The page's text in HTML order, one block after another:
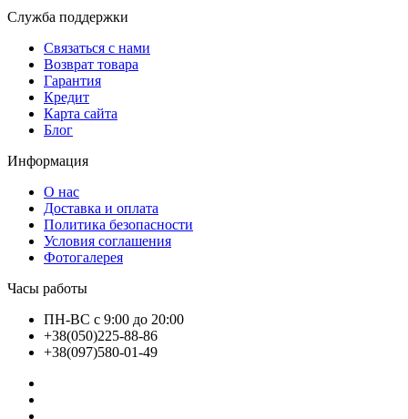
Служба поддержки
Связаться с нами
Возврат товара
Гарантия
Кредит
Карта сайта
Блог
Информация
О нас
Доставка и оплата
Политика безопасности
Условия соглашения
Фотогалерея
Часы работы
ПН-ВС с 9:00 до 20:00
+38(050)225-88-86
+38(097)580-01-49